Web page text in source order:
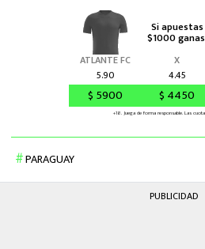
PARAGUAY
PUBLICIDAD